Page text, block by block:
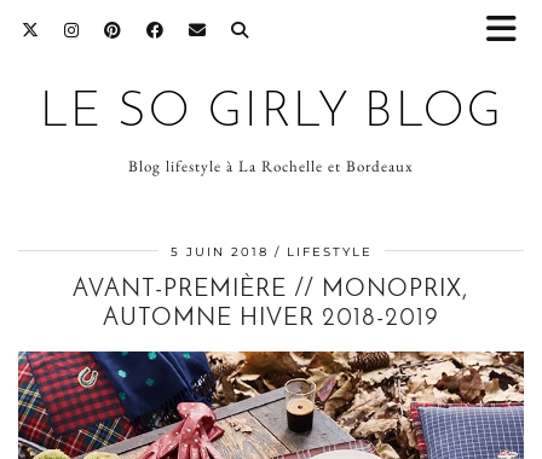
LE SO GIRLY BLOG
Blog lifestyle à La Rochelle et Bordeaux
5 JUIN 2018 LIFESTYLE
AVANT-PREMIÈRE // MONOPRIX,
AUTOMNE HIVER 2018-2019